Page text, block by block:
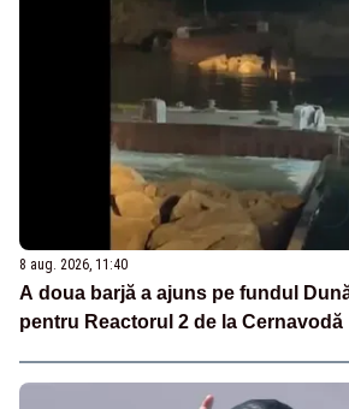
8 aug. 2026, 11:40
A doua barjă a ajuns pe fundul
pentru Reactorul 2 de la Cernavodă